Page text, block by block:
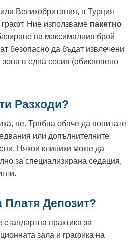
Великобритания, в Турция
графт. Ние използваме пакетно
на максималния брой
безопасно да бъдат извлечени
в една сесия (обикновено
Разходи?
не. Трябва обаче да попитате
или допълнителните
Някои клиники може да
за специализирана седация,
Платя Депозит?
практика за
зала и графика на